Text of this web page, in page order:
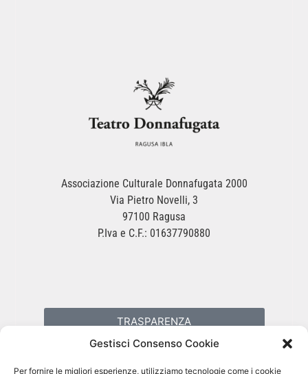
Gestisci Consenso Cookie
Per fornire le migliori esperienze, utilizziamo tecnologie come i cookie
Associazione Culturale Donnafugata 2000
Via Pietro Novelli, 3
97100 Ragusa
P.Iva e C.F.: 01637790880
TRASPARENZA